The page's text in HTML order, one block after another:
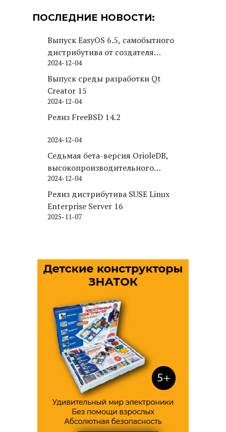
ПОСЛЕДНИЕ НОВОСТИ:
Выпуск EasyOS 6.5, самобытного
дистрибутива от создателя
Puppy Linux
2024-12-04
Выпуск среды разработки Qt
Creator 15
2024-12-04
Релиз FreeBSD 14.2
2024-12-04
Седьмая бета-версия OrioleDB,
высокопроизводительного
движка хранения для PostgreSQL
2024-12-04
Релиз дистрибутива SUSE Linux
Enterprise Server 16
2025-11-07